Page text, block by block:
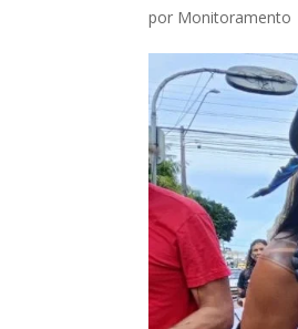
por Monitoramento